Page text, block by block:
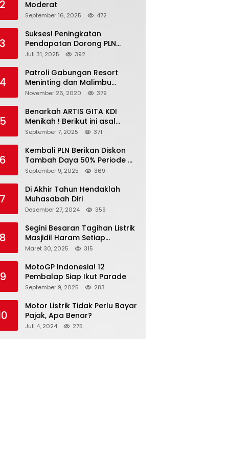
2
Moderat
September 16, 2025 472
3
Sukses! Peningkatan
Pendapatan Dorong PLN
Masuk Fortune Global 500
Juli 31, 2025 392
4
Patroli Gabungan Resort
Meninting dan Malimbu
Bersama TNI – POLRI
November 26, 2020 379
5
Benarkah ARTIS GITA KDI
Menikah ! Berikut ini asal
calon suaminya dan intip
September 7, 2025 371
6
Kembali PLN Berikan Diskon
Tambah Daya 50% Periode 4-
17 September, Cek
September 9, 2025 369
7
Di Akhir Tahun Hendaklah
Muhasabah Diri
Desember 27, 2024 359
8
Segini Besaran Tagihan Listrik
Masjidil Haram Setiap
Bulannya
Maret 30, 2025 315
9
MotoGP Indonesia! 12
Pembalap Siap Ikut Parade
September 9, 2025 283
Motor Listrik Tidak Perlu Bayar
Pajak, Apa Benar?
Juli 4, 2024 275